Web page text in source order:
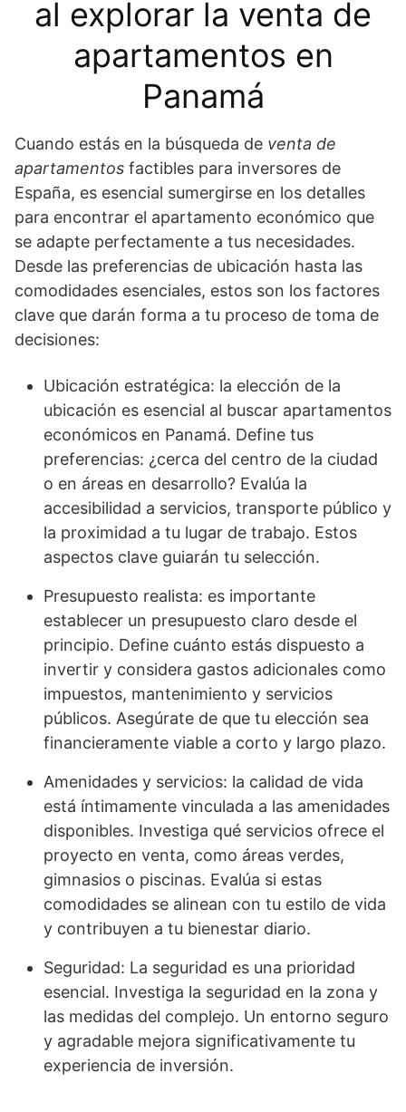
al explorar la venta de
apartamentos en
Panamá
Cuando estás en la búsqueda de venta de
apartamentos factibles para inversores de
España, es esencial sumergirse en los detalles
para encontrar el apartamento económico que
se adapte perfectamente a tus necesidades.
Desde las preferencias de ubicación hasta las
comodidades esenciales, estos son los factores
clave que darán forma a tu proceso de toma de
decisiones:
Ubicación estratégica: la elección de la
ubicación es esencial al buscar apartamentos
económicos en Panamá. Define tus
preferencias: ¿cerca del centro de la ciudad
o en áreas en desarrollo? Evalúa la
accesibilidad a servicios, transporte público y
la proximidad a tu lugar de trabajo. Estos
aspectos clave guiarán tu selección.
Presupuesto realista: es importante
establecer un presupuesto claro desde el
principio. Define cuánto estás dispuesto a
invertir y considera gastos adicionales como
impuestos, mantenimiento y servicios
públicos. Asegúrate de que tu elección sea
financieramente viable a corto y largo plazo.
Amenidades y servicios: la calidad de vida
está íntimamente vinculada a las amenidades
disponibles. Investiga qué servicios ofrece el
proyecto en venta, como áreas verdes,
gimnasios o piscinas. Evalúa si estas
comodidades se alinean con tu estilo de vida
y contribuyen a tu bienestar diario.
Seguridad: La seguridad es una prioridad
esencial. Investiga la seguridad en la zona y
las medidas del complejo. Un entorno seguro
y agradable mejora significativamente tu
experiencia de inversión.